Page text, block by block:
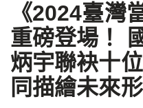
《2024臺灣
重磅登場！
炳宇聯袂十
同描繪未來